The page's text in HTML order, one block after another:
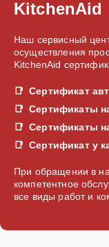
KitchenAid
Наш сервисный
осуществления
KitchenAid
Сертификат
Сертификаты
Сертификаты
Сертификат у
При обращении в
компетентное
все виды работ и